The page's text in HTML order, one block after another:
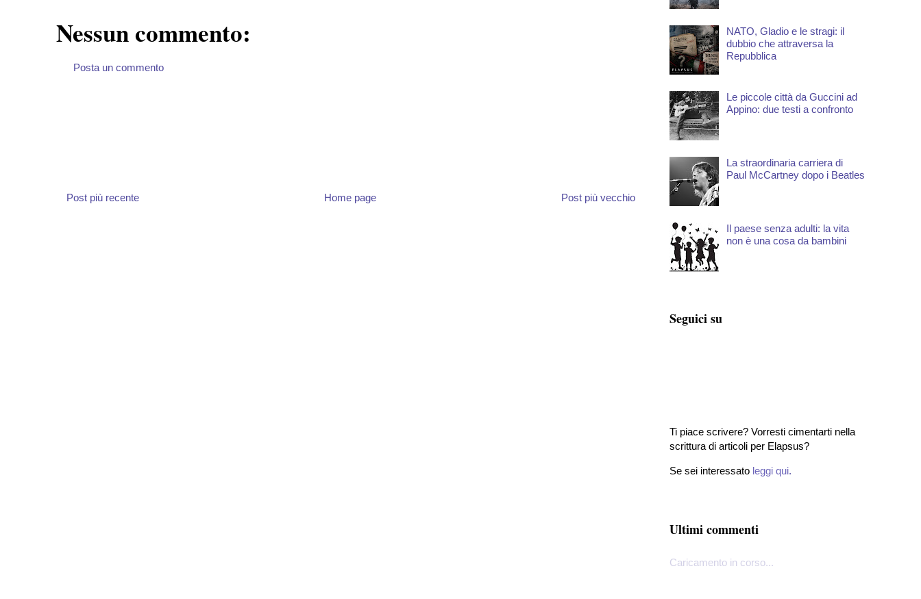
Nessun commento:
Posta un commento
Post più recente Post più vecchio
Home page
NATO, Gladio e le stragi: il
dubbio che attraversa la
Repubblica
Le piccole città da Guccini ad
Appino: due testi a confronto
La straordinaria carriera di
Paul McCartney dopo i Beatles
Il paese senza adulti: la vita
non è una cosa da bambini
Seguici su
Ti piace scrivere? Vorresti cimentarti nella
scrittura di articoli per Elapsus?
Se sei interessato leggi qui.
Ultimi commenti
Caricamento in corso...